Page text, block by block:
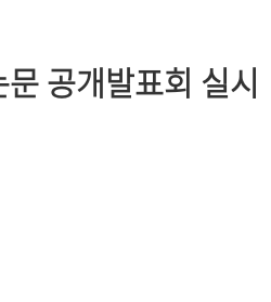
문 공개발표회 실시